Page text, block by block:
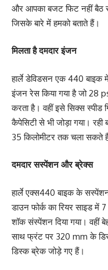
और आपका बजट फिट नहीं बैठ
जिसके बारे में हमको बताते हैं।
मिलता है दमदार इंजन
हार्ले डेविडसन एक 440
इंजन रेस किया गया है जो 28
करता है। वहीं इसे सिक्स
कैपेसिटी से भी जोड़ा गया।
35 किलोमीटर तक चला सकते
दमदार सस्पेंशन और ब्रेक्स
हार्ले एक्स440 बाइक के
डाउन फोर्क का रियर साइड में
शॉक संस्पेंशन दिया गया।
साथ फ्रंट पर 320 mm के
डिस्क ब्रेक जोड़े गए हैं।